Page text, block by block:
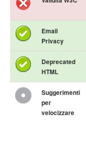
Email
Privacy
Deprecated
HTML
Suggerimenti
per
velocizzare